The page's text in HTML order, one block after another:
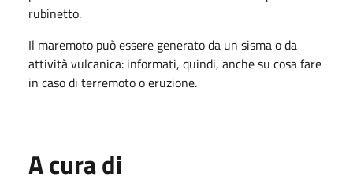
rubinetto.
Il maremoto può essere generato da un sisma o da
attività vulcanica: informati, quindi, anche su cosa fare
in caso di terremoto o eruzione.
A cura di